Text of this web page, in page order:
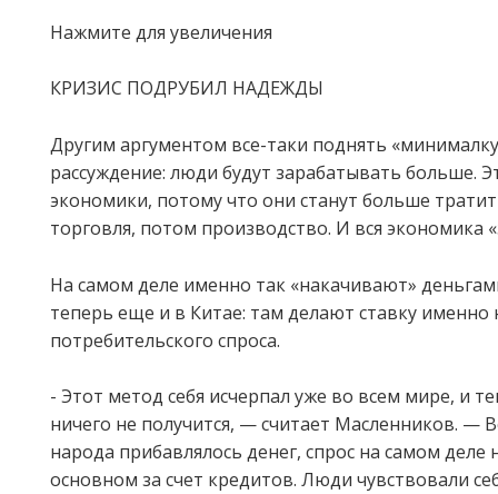
Нажмите для увеличения
КРИЗИС ПОДРУБИЛ НАДЕЖДЫ
Другим аргументом все-таки поднять
рассуждение: люди будут зарабатывать больше.
экономики, потому что они станут больше
торговля, потом производство. И вся экономика
На самом деле именно так «накачивают»
теперь еще и в Китае: там делают ставку именно
потребительского спроса.
- Этот метод себя исчерпал уже во всем мире, и
ничего не получится, — считает Масленников. —
народа прибавлялось денег, спрос на самом деле
основном за счет кредитов. Люди чувствовали